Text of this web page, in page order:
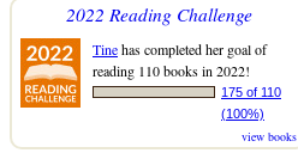
2022 Reading Challenge
Tinehas completed her goal of
reading 110 books in 2022!
175 of 110
(100%)
view books